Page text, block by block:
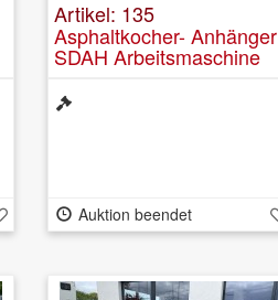
Artikel: 135
Asphaltkocher- Anhänger
SDAH Arbeitsmaschine
Auktion beendet